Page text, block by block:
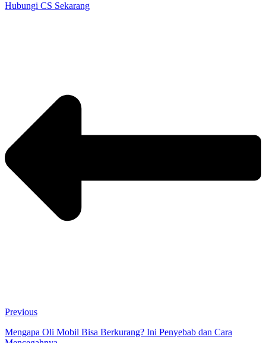
Hubungi CS Sekarang
Previous
Mengapa Oli Mobil Bisa Berkurang? Ini Penyebab dan Cara